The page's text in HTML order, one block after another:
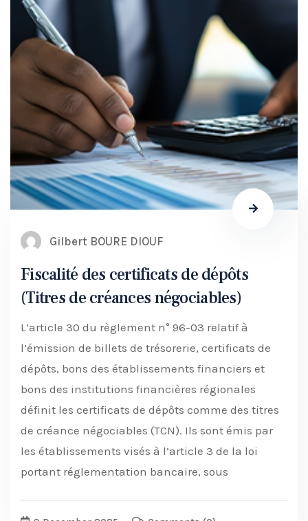
Gilbert BOURE DIOUF
Fiscalité des certificats de dépôts
(Titres de créances négociables)
L’article 30 du règlement n° 96-03 relatif à
l’émission de billets de trésorerie, certificats de
dépôts, bons des établissements financiers et
bons des institutions financières régionales
définit les certificats de dépôts comme des titres
de créance négociables (TCN). Ils sont émis par
les établissements visés à l’article 3 de la loi
portant réglementation bancaire, sous